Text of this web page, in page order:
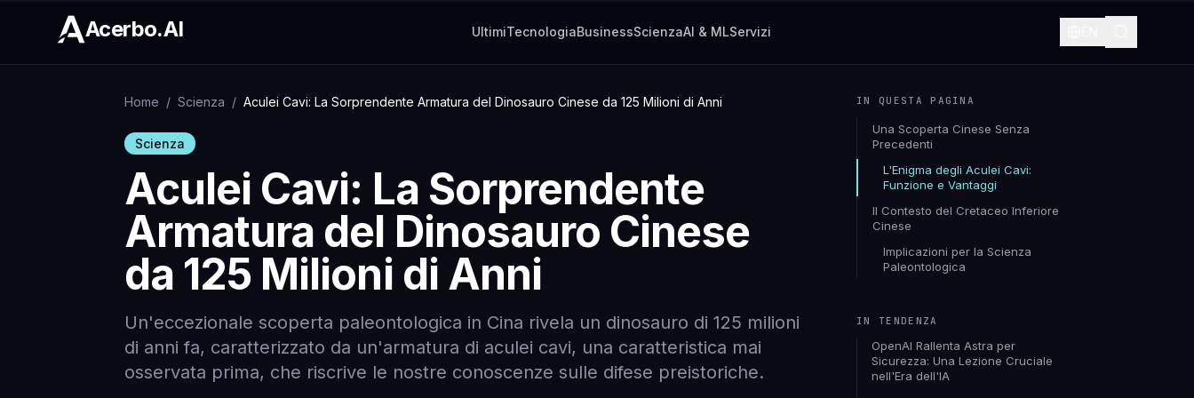
Acerbo.AI UltimiTecnologiaBusinessScienzaAI & MLServizi
Home / Scienza / Aculei Cavi: La Sorprendente Armatura del Dinosauro Cinese da 125 Milioni di Anni
Scienza
Aculei Cavi: La Sorprendente
Armatura del Dinosauro Cinese
da 125 Milioni di Anni
Un'eccezionale scoperta paleontologica in Cina rivela un dinosauro di 125 milioni
di anni fa, caratterizzato da un'armatura di aculei cavi, una caratteristica mai
osservata prima, che riscrive le nostre conoscenze sulle difese preistoriche.
IN QUESTA PAGINA
Una Scoperta Cinese Senza
Precedenti
L'Enigma degli Aculei Cavi:
Funzione e Vantaggi
Il Contesto del Cretaceo Inferiore
Cinese
Implicazioni per la Scienza
Paleontologica
IN TENDENZA
OpenAI Rallenta Astra per
Sicurezza: Una Lezione Cruciale
nell'Era dell'IA